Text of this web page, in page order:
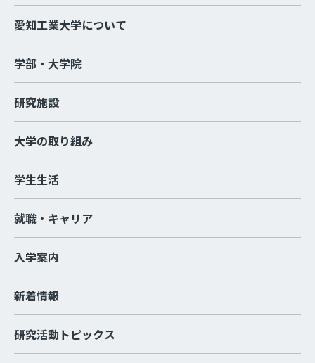
愛知工業大学について
学部・大学院
研究施設
大学の取り組み
学生生活
就職・キャリア
入学案内
新着情報
研究活動トピックス